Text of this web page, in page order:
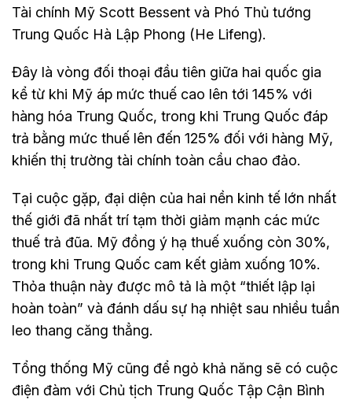
Tài chính Mỹ Scott Bessent và Phó Thủ tướng
Trung Quốc Hà Lập Phong (He Lifeng).
Đây là vòng đối thoại đầu tiên giữa hai quốc gia
kể từ khi Mỹ áp mức thuế cao lên tới 145% với
hàng hóa Trung Quốc, trong khi Trung Quốc đáp
trả bằng mức thuế lên đến 125% đối với hàng Mỹ,
khiến thị trường tài chính toàn cầu chao đảo.
Tại cuộc gặp, đại diện của hai nền kinh tế lớn nhất
thế giới đã nhất trí tạm thời giảm mạnh các mức
thuế trả đũa. Mỹ đồng ý hạ thuế xuống còn 30%,
trong khi Trung Quốc cam kết giảm xuống 10%.
Thỏa thuận này được mô tả là một “thiết lập lại
hoàn toàn” và đánh dấu sự hạ nhiệt sau nhiều tuần
leo thang căng thẳng.
Tổng thống Mỹ cũng để ngỏ khả năng sẽ có cuộc
điện đàm với Chủ tịch Trung Quốc Tập Cận Bình